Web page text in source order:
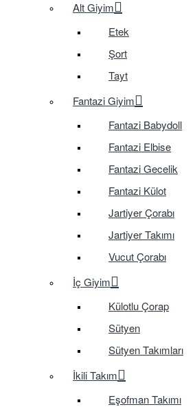
Alt Giyim
Etek
Şort
Tayt
Fantazi Giyim
Fantazi Babydoll
Fantazi Elbise
Fantazi Gecelik
Fantazi Külot
Jartiyer Çorabı
Jartiyer Takımı
Vucut Çorabı
İç Giyim
Külotlu Çorap
Sütyen
Sütyen Takımları
İkili Takım
Eşofman Takımı